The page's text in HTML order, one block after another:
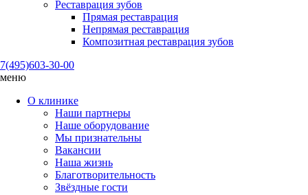
Реставрация зубов
Прямая реставрация
Непрямая реставрация
Композитная реставрация зубов
7(495)603-30-00
меню
О клинике
Наши партнеры
Наше оборудование
Мы признательны
Вакансии
Наша жизнь
Благотворительность
Звёздные гости